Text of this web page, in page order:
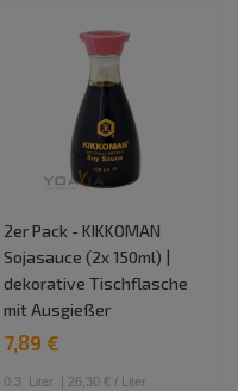
2er Pack - KIKKOMAN
Sojasauce (2x 150ml) |
dekorative Tischflasche
mit Ausgießer
7,89 €
0.3 Liter | 26,30 € / Liter